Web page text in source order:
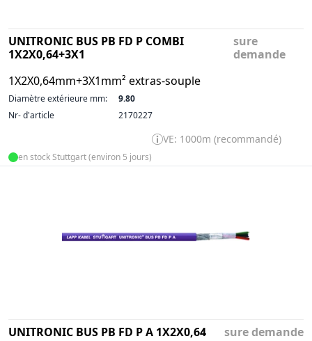
UNITRONIC BUS PB FD P COMBI
1X2X0,64+3X1
1X2X0,64mm+3X1mm² extras-souple
sure
demande
Diamètre extérieure mm:
9.80
Nr- d'article
2170227
VE: 1000m (recommandé)
en stock Stuttgart (environ 5 jours)
UNITRONIC BUS PB FD P A 1X2X0,64
sure demande